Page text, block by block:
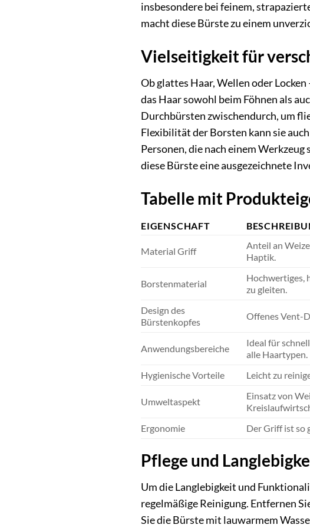
insbesondere bei feinem,
macht diese Bürste zu einem
Vielseitigkeit für
Ob glattes Haar, Wellen oder
das Haar sowohl beim Föhnen als
Durchbürsten zwischendurch, um
Flexibilität der Borsten kann sie
Personen, die nach einem
diese Bürste eine ausgezeichnete
Tabelle mit
EIGENSCHAFT
Material Griff
Anteil an
Haptik.
Borstenmaterial
Hochwertiges,
zu gleiten.
Design des
Bürstenkopfes
Offenes Vent-
Anwendungsbereiche
Ideal für
alle Haartypen.
Hygienische Vorteile
Leicht zu
Umweltaspekt
Einsatz von
Ergonomie
Der Griff ist so
Pflege und
Um die Langlebigkeit und
regelmäßige Reinigung. Entfernen
Sie die Bürste mit lauwarmem